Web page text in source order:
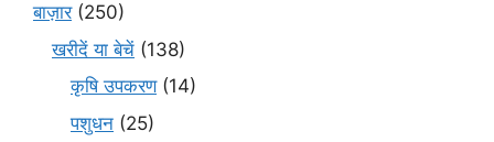
बाज़ार(250)
खरीदें या बेचें (138)
कृषि उपकरण(14)
पशुधन (25)